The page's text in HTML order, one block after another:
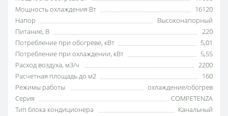
Мощность охлаждения Вт
16120
Напор
Высоконапорный
Питание, В
220
Потребление при обогреве, кВт
5,01
Потребление при охлаждении, кВт
5,55
Расход воздуха, м3/ч
2200
Расчетная площадь до м2
160
Режимы работы
охлаждение/обогрев
Серия
COMPETENZA
Тип блока кондиционера
Канальный